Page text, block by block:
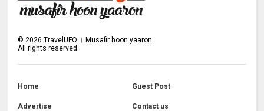
© 2026 TravelUFO । Musafir hoon yaaron
All rights reserved.
Home Guest Post
Advertise Contact us